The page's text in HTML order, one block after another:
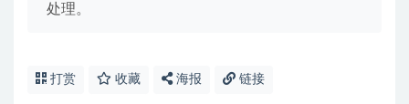
处理。
打赏 收藏 海报 链接